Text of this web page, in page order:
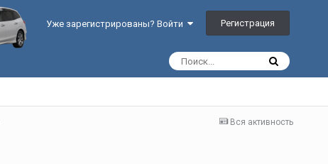
Уже зарегистрированы? Войти Регистрация
Вся активность